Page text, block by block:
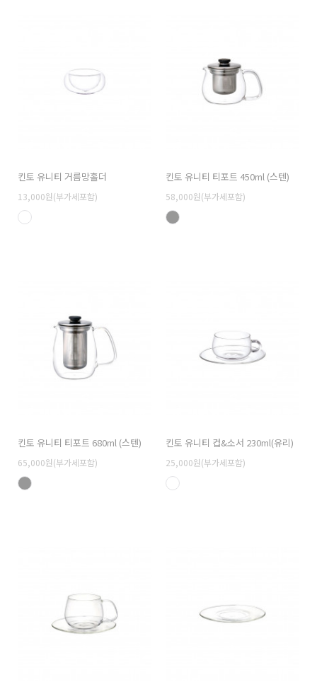
킨토 유니티 거름망홀더
13,000원(부가세포함)
킨토 유니티 티포트 450ml (스텐)
58,000원(부가세포함)
킨토 유니티 티포트 680ml (스텐)
65,000원(부가세포함)
킨토 유니티 컵&소서 230ml(유리)
25,000원(부가세포함)